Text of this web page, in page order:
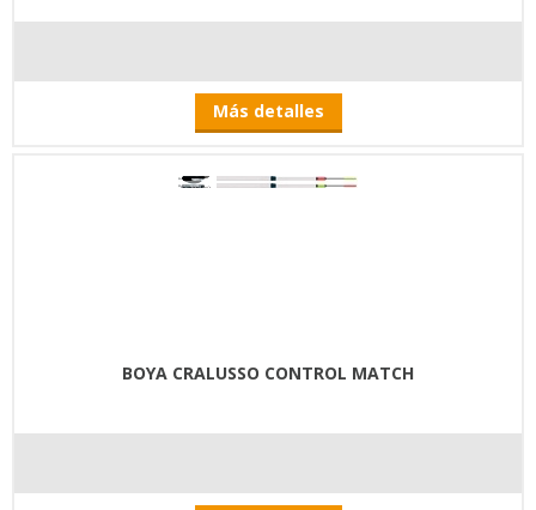
Más detalles
BOYA CRALUSSO CONTROL MATCH